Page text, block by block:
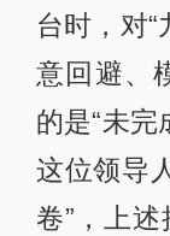
台时，对“
意回避、
的是“未完
这位领导
卷”，上